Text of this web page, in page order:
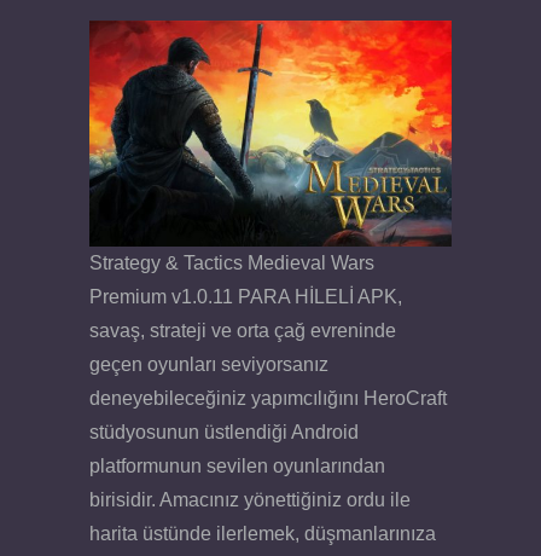
Strategy & Tactics Medieval Wars
Premium v1.0.11 PARA HİLELİ APK,
savaş, strateji ve orta çağ evreninde
geçen oyunları seviyorsanız
deneyebileceğiniz yapımcılığını HeroCraft
stüdyosunun üstlendiği Android
platformunun sevilen oyunlarından
birisidir. Amacınız yönettiğiniz ordu ile
harita üstünde ilerlemek, düşmanlarınıza